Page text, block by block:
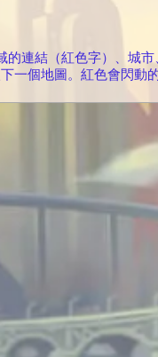
連結（紅色字）、城
一個地圖。紅色會閃動